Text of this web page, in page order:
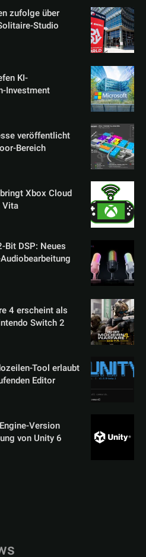
zufolge über
Studio
KI-
Investment
veröffentlicht
Bereich
Xbox Cloud
Vita
Bit DSP: Neues
4 erscheint als
Switch 2
Tool erlaubt
Editor
Version
von Unity 6